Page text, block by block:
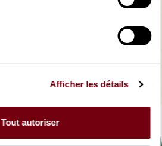
Afficher les détails
Tout autoriser